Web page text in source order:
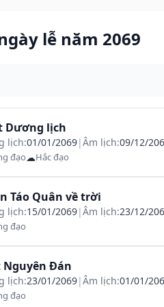
lễ năm 2069
Dương lịch
lịch:01/01/2069|Âm lịch:09/12/
đạo☁Hắc đạo
Táo Quân về trời
lịch:15/01/2069|Âm lịch:23/12/
đạo
Nguyên Đán
lịch:23/01/2069|Âm lịch:01/01/
đạo